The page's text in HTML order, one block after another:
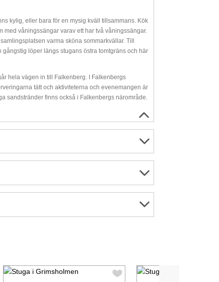
kylig, eller bara för en mysig kväll tillsammans. Kök
med våningssängar varav ett har två våningssängar.
varma sköna sommarkvällar. Till
löper längs stugans östra tomtgräns och här
hela vägen in till Falkenberg. I Falkenbergs
tätt och aktiviteterna och evenemangen är
sandstränder finns också i Falkenbergs närområde.